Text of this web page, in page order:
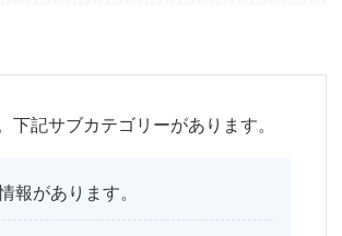
記サブカテゴリーがあります。
報があります。